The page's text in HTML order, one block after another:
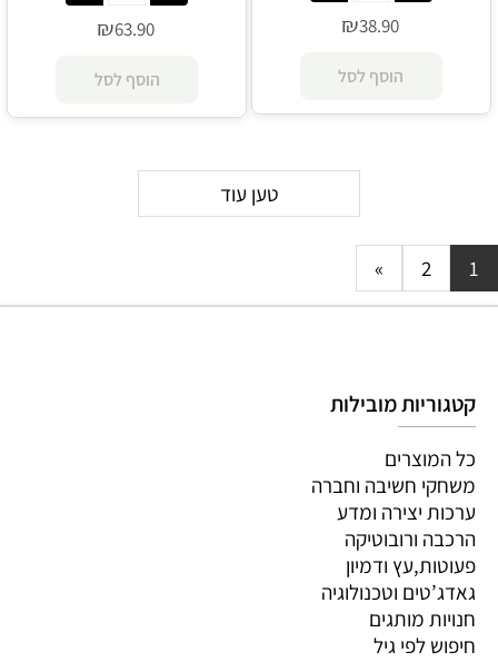
₪38.90
הוסף לסל
₪63.90
הוסף לסל
טען עוד
1
2
»
קטגוריות מובילות
כל המוצרים
משחקי חשיבה וחברה
ערכות יצירה ומדע
הרכבה ורובוטיקה
פעוטות,עץ ודמיון
גאדג’טים וטכנולוגיה
חנויות מותגים
חיפוש לפי גיל